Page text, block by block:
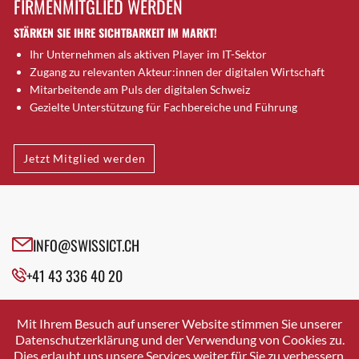
Brütten
Bubendorf
Bubikon
Buchs (SG)
Burgdorf
Bülach
Cazis
Cham
Davos Platz
Davos Platz 1
Dietikon
Dietlikon
FIRMENMITGLIED WERDEN
STÄRKEN SIE IHRE SICHTBARKEIT IM MARKT!
Ihr Unternehmen als aktiven Player im IT-Sektor
Zugang zu relevanten Akteur:innen der digitalen Wirtschaft
Mitarbeitende am Puls der digitalen Schweiz
Gezielte Unterstützung für Fachbereiche und Führung
Jetzt Mitglied werden
INFO@SWISSICT.CH
+41 43 336 40 20
SWISSICT
VULKANSTRASSE 120
8048 ZURICH
Mit Ihrem Besuch auf unserer Website stimmen Sie unserer
Datenschutzerklärung und der Verwendung von Cookies zu.
Dies erlaubt uns unsere Services weiter für Sie zu verbessern.